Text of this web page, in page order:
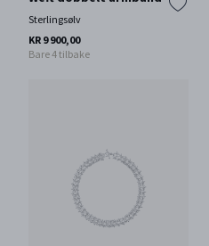
Sterlingsølv
KR 9 900,00
Bare 4 tilbake